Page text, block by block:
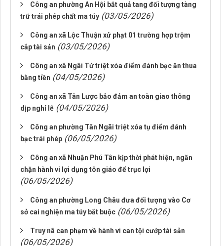
Công an phường An Hội bắt quả tang đối tượng tàng
trữ trái phép chất ma túy (03/05/2026)
Công an xã Lộc Thuận xử phạt 01 trường hợp trộm
cắp tài sản (03/05/2026)
Công an xã Ngãi Tứ triệt xóa điểm đánh bạc ăn thua
bằng tiền (04/05/2026)
Công an xã Tân Lược bảo đảm an toàn giao thông
dịp nghỉ lễ (04/05/2026)
Công an phường Tân Ngãi triệt xóa tụ điểm đánh
bạc trái phép (06/05/2026)
Công an xã Nhuận Phú Tân kịp thời phát hiện, ngăn
chặn hành vi lợi dụng tôn giáo để trục lợi
(06/05/2026)
Công an phường Long Châu đưa đối tượng vào Cơ
sở cai nghiện ma túy bắt buộc (06/05/2026)
Truy nã can phạm về hành vi can tội cướp tài sản
(06/05/2026)